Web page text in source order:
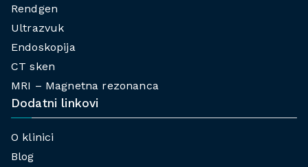
Rendgen
Ultrazvuk
Endoskopija
CT sken
MRI – Magnetna rezonanca
Dodatni linkovi
O klinici
Blog